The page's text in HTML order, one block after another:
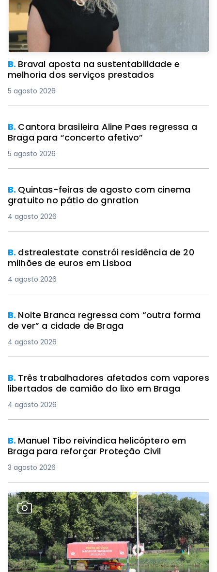
B. Braval aposta na sustentabilidade e
melhoria dos serviços prestados
5 agosto 2026
B. Cantora brasileira Aline Paes regressa a
Braga para “concerto afetivo”
5 agosto 2026
B. Quintas-feiras de agosto com cinema
gratuito no pátio do gnration
4 agosto 2026
B. dstrealestate constrói residência de 20
milhões de euros em Lisboa
4 agosto 2026
B. Noite Branca regressa com “outra forma
de ver” a cidade de Braga
4 agosto 2026
B. Três trabalhadores afetados com vapores
libertados de camião do lixo em Braga
4 agosto 2026
B. Manuel Tibo reivindica helicóptero em
Braga para reforçar Proteção Civil
3 agosto 2026